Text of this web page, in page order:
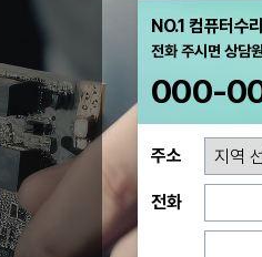
NO.1 컴퓨터수
전화 주시면 상담
000-
주소
전화